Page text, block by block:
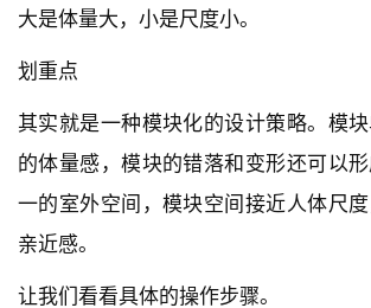
建
筑
设
大是体量大，小是尺度小。
划重点
其实就是一种模块化的设计策略。模
的体量感，模块的错落和变形还可以
一的室外空间，模块空间接近人体尺
亲近感。
让我们看看具体的操作步骤。